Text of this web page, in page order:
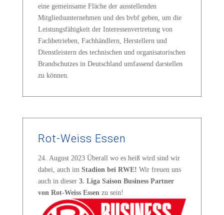
eine gemeinsame Fläche der ausstellenden
Mitgliedsunternehmen und des bvbf geben, um die
Leistungsfähigkeit der Interessenvertretung von
Fachbetrieben, Fachhändlern, Herstellern und
Dienstleistern des technischen und organisatorischen
Brandschutzes in Deutschland umfassend darstellen
zu können.
Rot-Weiss Essen
24. August 2023 Überall wo es heiß wird sind wir
dabei, auch im Stadion bei RWE! Wir freuen uns
auch in dieser 3. Liga Saison Business Partner
von Rot-Weiss Essen zu sein!